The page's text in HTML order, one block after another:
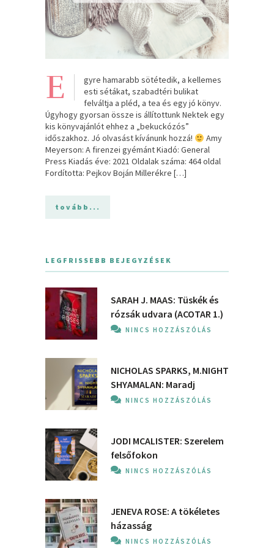
E
gyre hamarabb sötétedik, a kellemes
esti sétákat, szabadtéri bulikat
felváltja a pléd, a tea és egy jó könyv.
Úgyhogy gyorsan össze is állítottunk Nektek egy
kis könyvajánlót ehhez a „bekuckózós”
időszakhoz. Jó olvasást kívánunk hozzá!
Amy
Meyerson: A ​firenzei gyémánt Kiadó: General
Press Kiadás éve: 2021 Oldalak száma: 464 oldal
Fordította: Pejkov Boján Millerékre […]
tovább...
LEGFRISSEBB BEJEGYZÉSEK
SARAH J. MAAS: Tüskék és
rózsák udvara (ACOTAR 1.)
NINCS HOZZÁSZÓLÁS
NICHOLAS SPARKS, M.NIGHT
SHYAMALAN: Maradj
NINCS HOZZÁSZÓLÁS
JODI MCALISTER: Szerelem
felsőfokon
NINCS HOZZÁSZÓLÁS
JENEVA ROSE: A ​tökéletes
házasság
NINCS HOZZÁSZÓLÁS